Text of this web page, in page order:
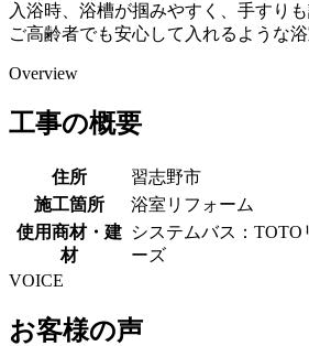
入浴時、浴槽が掴みやすく、手すり
ご高齢者でも安心して入れるような浴
Overview
工事の概要
住所
習志野市
施工箇所
浴室リフォーム
使用商材・建
材
システムバス：TOTO
ーズ
VOICE
お客様の声